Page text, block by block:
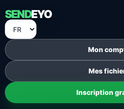
SENDEYO
Mon
Mes
Inscription